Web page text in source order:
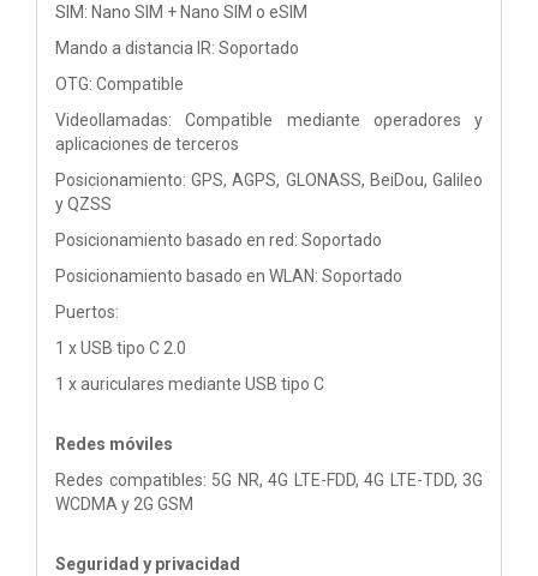
SIM: Nano SIM + Nano SIM o eSIM
Mando a distancia IR: Soportado
OTG: Compatible
Videollamadas: Compatible mediante operadores y
aplicaciones de terceros
Posicionamiento: GPS, AGPS, GLONASS, BeiDou, Galileo
y QZSS
Posicionamiento basado en red: Soportado
Posicionamiento basado en WLAN: Soportado
Puertos:
1 x USB tipo C 2.0
1 x auriculares mediante USB tipo C
Redes móviles
Redes compatibles: 5G NR, 4G LTE-FDD, 4G LTE-TDD, 3G
WCDMA y 2G GSM
Seguridad y privacidad